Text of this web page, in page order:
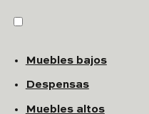
Muebles bajos
Despensas
Muebles altos